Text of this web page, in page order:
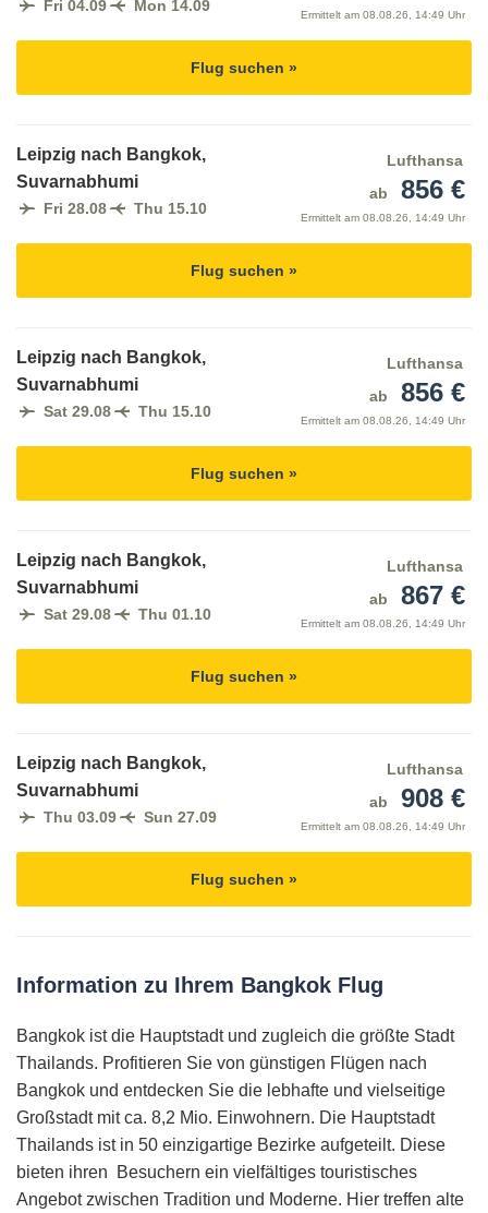
Fri 04.09 Mon 14.09
Ermittelt am 08.08.26, 14:49 Uhr
Flug suchen »
Leipzig nach Bangkok,
Suvarnabhumi
Fri 28.08 Thu 15.10
Lufthansa
ab
856 €
Ermittelt am 08.08.26, 14:49 Uhr
Flug suchen »
Leipzig nach Bangkok,
Suvarnabhumi
Sat 29.08 Thu 15.10
Lufthansa
ab
856 €
Ermittelt am 08.08.26, 14:49 Uhr
Flug suchen »
Leipzig nach Bangkok,
Suvarnabhumi
Sat 29.08 Thu 01.10
Lufthansa
ab
867 €
Ermittelt am 08.08.26, 14:49 Uhr
Flug suchen »
Leipzig nach Bangkok,
Suvarnabhumi
Thu 03.09 Sun 27.09
Lufthansa
ab
908 €
Ermittelt am 08.08.26, 14:49 Uhr
Flug suchen »
Information zu Ihrem Bangkok Flug
Bangkok ist die Hauptstadt und zugleich die größte Stadt
Thailands. Profitieren Sie von günstigen Flügen nach
Bangkok und entdecken Sie die lebhafte und vielseitige
Großstadt mit ca. 8,2 Mio. Einwohnern. Die Hauptstadt
Thailands ist in 50 einzigartige Bezirke aufgeteilt. Diese
bieten ihren Besuchern ein vielfältiges touristisches
Angebot zwischen Tradition und Moderne. Hier treffen alte